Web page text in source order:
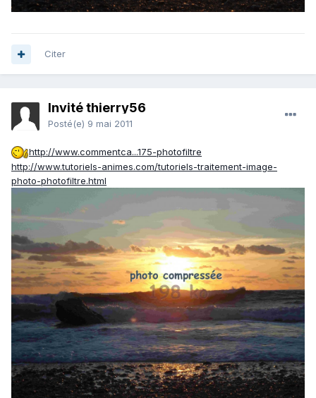
Citer
Invité thierry56
Posté(e) 9 mai 2011
http://www.commentca...175-photofiltre
http://www.tutoriels-animes.com/tutoriels-traitement-image-
photo-photofiltre.html